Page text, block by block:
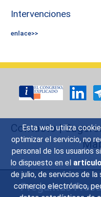
Esta web utiliza
optimizar el servicio, no
personal de los usuarios
lo dispuesto en el
de julio, de servicios de
comercio electrónico,
Intervenciones
enlace>>
Contacto|
Preguntas